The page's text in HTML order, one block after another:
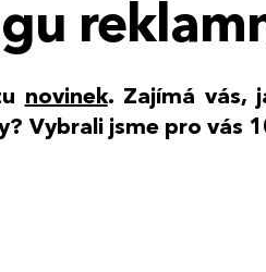
novinek. Zajímá vás,
Vybrali jsme pro vás